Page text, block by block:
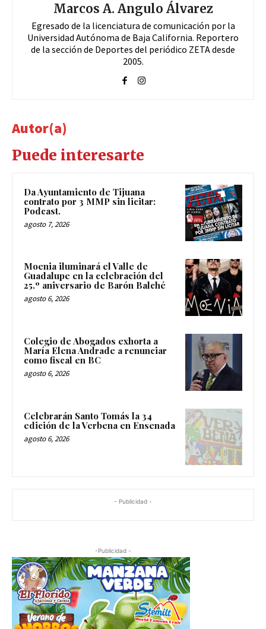
Marcos A. Angulo Álvarez
Egresado de la licenciatura de comunicación por la
Universidad Autónoma de Baja California. Reportero
de la sección de Deportes del periódico ZETA desde
2005.
Autor(a)
Puede interesarte
Da Ayuntamiento de Tijuana
contrato por 3 MMP sin licitar:
Podcast.
agosto 7, 2026
Moenia iluminará el Valle de
Guadalupe en la celebración del
25.º aniversario de Barón Balché
agosto 6, 2026
Colegio de Abogados exhorta a
María Elena Andrade a renunciar
como fiscal en BC
agosto 6, 2026
Celebrarán Santo Tomás la 34
edición de la Verbena en Ensenada
agosto 6, 2026
- Publicidad -
-Publicidad -